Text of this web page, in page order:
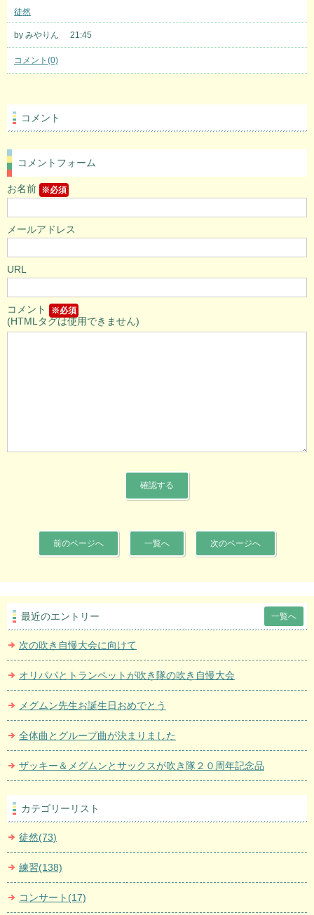
徒然
by みやりん 21:45
コメント(0)
コメント
コメントフォーム
お名前 ※必須
メールアドレス
URL
コメント ※必須
(HTMLタグは使用できません)
前のページへ 一覧へ 次のページへ
最近のエントリー 一覧へ
次の吹き自慢大会に向けて
オリパパとトランペットが吹き隊の吹き自慢大会
メグムン先生お誕生日おめでとう
全体曲とグループ曲が決まりました
ザッキー＆メグムンとサックスが吹き隊２０周年記念品
カテゴリーリスト
徒然(73)
練習(138)
コンサート(17)